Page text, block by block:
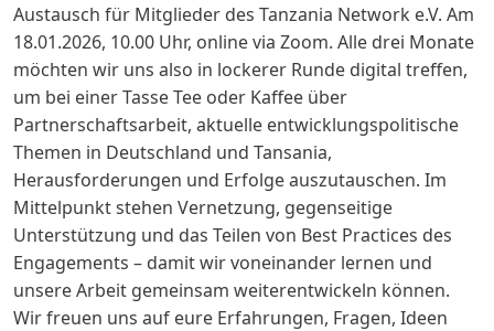
Austausch für Mitglieder des Tanzania Network e.V. Am
18.01.2026, 10.00 Uhr, online via Zoom. Alle drei Monate
möchten wir uns also in lockerer Runde digital treffen,
um bei einer Tasse Tee oder Kaffee über
Partnerschaftsarbeit, aktuelle entwicklungspolitische
Themen in Deutschland und Tansania,
Herausforderungen und Erfolge auszutauschen. Im
Mittelpunkt stehen Vernetzung, gegenseitige
Unterstützung und das Teilen von Best Practices des
Engagements – damit wir voneinander lernen und
unsere Arbeit gemeinsam weiterentwickeln können.
Wir freuen uns auf eure Erfahrungen, Fragen, Ideen